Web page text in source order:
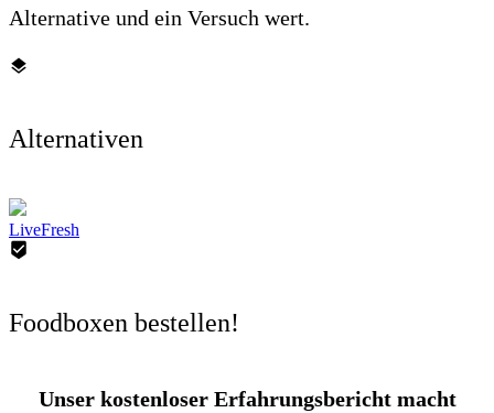
Alternative und ein Versuch wert.
Alternativen
LiveFresh
Foodboxen bestellen!
Unser kostenloser Erfahrungsbericht macht